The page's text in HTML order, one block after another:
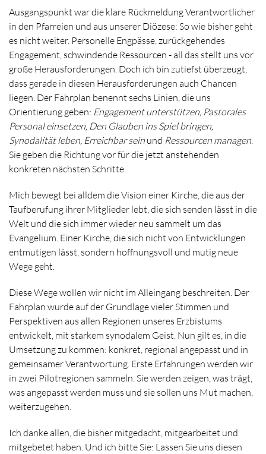
Ausgangspunkt war die klare Rückmeldung Verantwortlicher
in den Pfarreien und aus unserer Diözese: So wie bisher geht
es nicht weiter. Personelle Engpässe, zurückgehendes
Engagement, schwindende Ressourcen - all das stellt uns vor
große Herausforderungen. Doch ich bin zutiefst überzeugt,
dass gerade in diesen Herausforderungen auch Chancen
liegen. Der Fahrplan benennt sechs Linien, die uns
Orientierung geben: Engagement unterstützen, Pastorales
Personal einsetzen, Den Glauben ins Spiel bringen,
Synodalität leben, Erreichbar sein und Ressourcen managen.
Sie geben die Richtung vor für die jetzt anstehenden
konkreten nächsten Schritte.
Mich bewegt bei alldem die Vision einer Kirche, die aus der
Taufberufung ihrer Mitglieder lebt, die sich senden lässt in die
Welt und die sich immer wieder neu sammelt um das
Evangelium. Einer Kirche, die sich nicht von Entwicklungen
entmutigen lässt, sondern hoffnungsvoll und mutig neue
Wege geht.
Diese Wege wollen wir nicht im Alleingang beschreiten. Der
Fahrplan wurde auf der Grundlage vieler Stimmen und
Perspektiven aus allen Regionen unseres Erzbistums
entwickelt, mit starkem synodalem Geist. Nun gilt es, in die
Umsetzung zu kommen: konkret, regional angepasst und in
gemeinsamer Verantwortung. Erste Erfahrungen werden wir
in zwei Pilotregionen sammeln. Sie werden zeigen, was trägt,
was angepasst werden muss und sie sollen uns Mut machen,
weiterzugehen.
Ich danke allen, die bisher mitgedacht, mitgearbeitet und
mitgebetet haben. Und ich bitte Sie: Lassen Sie uns diesen